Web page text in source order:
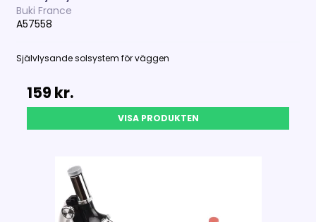
Buki France
A57558
Självlysande solsystem för väggen
159 kr.
VISA PRODUKTEN